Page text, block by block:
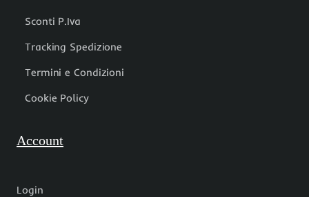
Sconti P.Iva
Tracking Spedizione
Termini e Condizioni
Cookie Policy
Account
Login